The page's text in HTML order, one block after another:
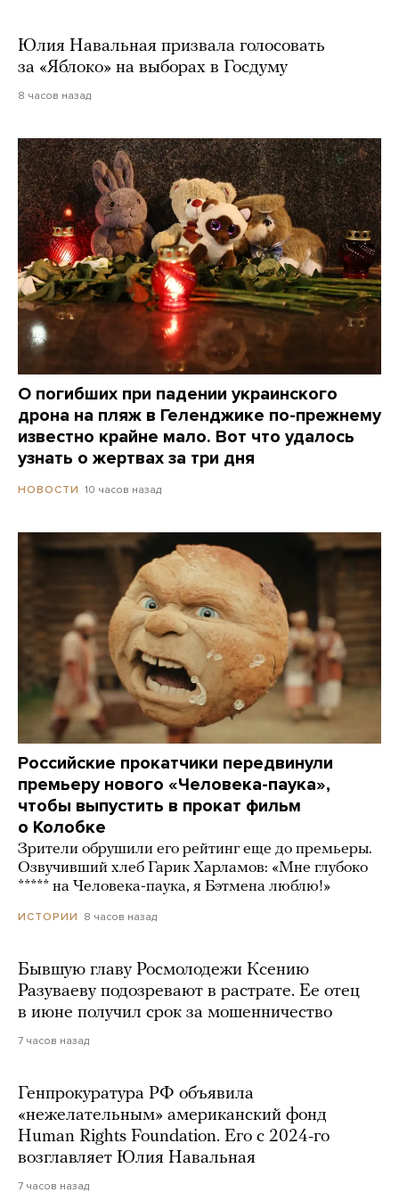
Юлия Навальная призвала голосовать
за «Яблоко» на выборах в Госдуму
8 часов назад
О погибших при падении украинского
дрона на пляж в Геленджике по-прежнему
известно крайне мало. Вот что удалось
узнать о жертвах за три дня
НОВОСТИ 10 часов назад
Российские прокатчики передвинули
премьеру нового «Человека-паука»,
чтобы выпустить в прокат фильм
о Колобке
Зрители обрушили его рейтинг еще до премьеры.
Озвучивший хлеб Гарик Харламов: «Мне глубоко
***** на Человека-паука, я Бэтмена люблю!»
ИСТОРИИ 8 часов назад
Бывшую главу Росмолодежи Ксению
Разуваеву подозревают в растрате. Ее отец
в июне получил срок за мошенничество
7 часов назад
Генпрокуратура РФ объявила
«нежелательным» американский фонд
Human Rights Foundation. Его с 2024-го
возглавляет Юлия Навальная
7 часов назад